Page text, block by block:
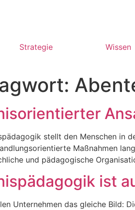
Strategie Wissen
stellt den Menschen in
Maßnahmen
und pädagogische
ist
Unternehmen das gleiche Bild: